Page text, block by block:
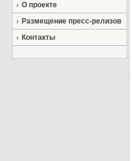
О проекте
Размещение пресс-релизов
Контакты